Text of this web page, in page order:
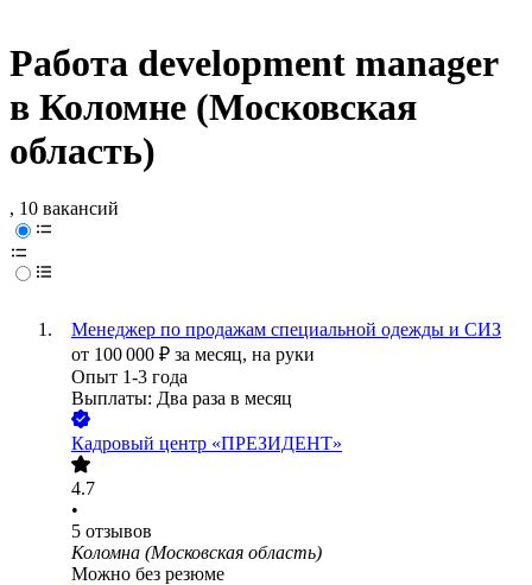
Работа development manager
в Коломне (Московская
область)
, 10 вакансий
Менеджер по продажам специальной одежды и СИЗ
от 100 000 ₽ за месяц, на руки
Опыт 1-3 года
Выплаты: Два раза в месяц
Кадровый центр «ПРЕЗИДЕНТ»
4.7
•
5 отзывов
Коломна (Московская область)
Можно без резюме